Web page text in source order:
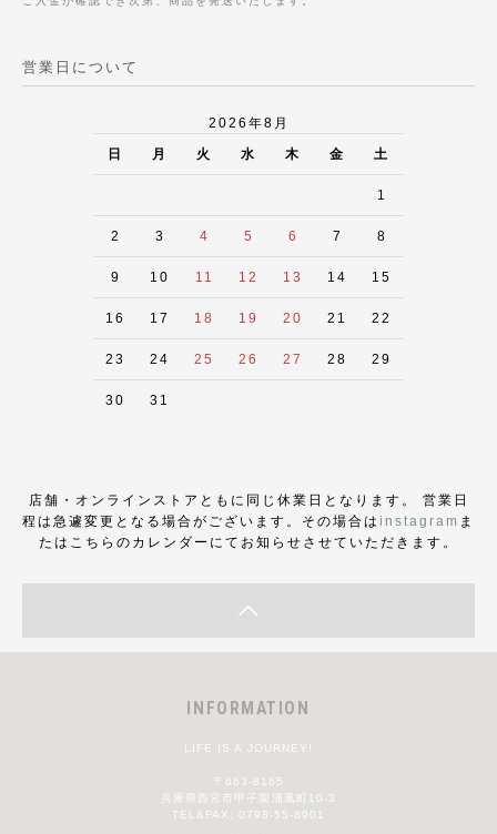
営業日について
2026年8月
日 月 火 水 木 金 土
1
2 3 4 5 6 7 8
9 10 11 12 13 14 15
16 17 18 19 20 21 22
23 24 25 26 27 28 29
30 31
店舗・オンラインストアともに同じ休業日となります。 営業日
程は急遽変更となる場合がございます。その場合は instagram ま
たはこちらのカレンダーにてお知らせさせていただきます。
INFORMATION
LIFE IS A JOURNEY!
〒663-8165
兵庫県西宮市甲子園浦風町10-3
TEL&FAX: 0798-55-8901